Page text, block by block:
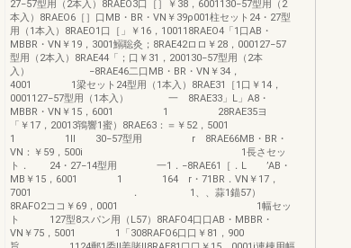
27−57型用（2本入）8RAEO3口［］￥38，6001130−57型用（2
本入）8RAEO6［］口MB・BR・VN￥39ρ001柱セット24・27型
用（1本入）8RAEO1口［」￥16，100118RAEO4「1口AB・
MBBR・VN￥19，3001鰯聡灸；8RAE42ロロ￥28，000127−57
型用（2本入）8RAE44「；口￥31，200130−57型用（2本
入） −8RAE46二口MB・BR・VN￥34，
4001 1梁セット24型用（1本入）8RAE31［1口￥14，
0001127−57型用（1本入） 一 8RAE33」L」A8・
MBBR・VN￥15，6001 1 28RAE35ヨ
「￥17，20013鴇響1蜜）8RAE63：＝￥52，5001
1 1II 30−57型用 r 8RAE66MB・BR・
VN：￥59，500i 1長さセッ
ト． 24・27−14型用 一1．−8RAE61［．L ’AB・
MB￥15，6001 1 164 r・71BR．VN￥17，
7001 ． 1、、蒜1錨57）
8RAFO2ココ￥69，0001 1幅セッ
ト 127型8スパン用（L57）8RAFO4口口AB・MBBR・
VN￥75，5001 1「308RAFO6口口￥81，900